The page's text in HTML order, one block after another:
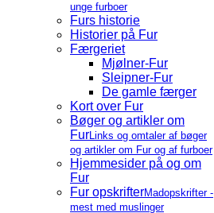
unge furboer
Furs historie
Historier på Fur
Færgeriet
Mjølner-Fur
Sleipner-Fur
De gamle færger
Kort over Fur
Bøger og artikler om
FurLinks og omtaler af bøger
og artikler om Fur og af furboer
Hjemmesider på og om
Fur
Fur opskrifterMadopskrifter -
mest med muslinger